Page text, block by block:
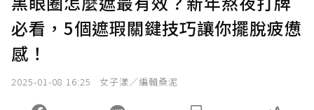
必看，5個遮瑕關鍵技巧讓你擺脫疲憊
感！
2025-01-08 16:25 女子漾／編輯桑泥